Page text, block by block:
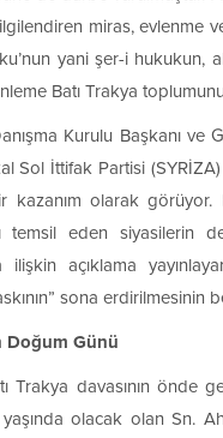
miras, evlenme
yani şer-i hukukun,
Batı Trakya
Kurulu Başkanı
Sol İttifak Partisi
kazanım olarak görüyor.
temsil eden siyasilerin
ilişkin açıklama
sona erdirilmesinin
Doğum Günü
Trakya davasının önde
olacak olan Sn.